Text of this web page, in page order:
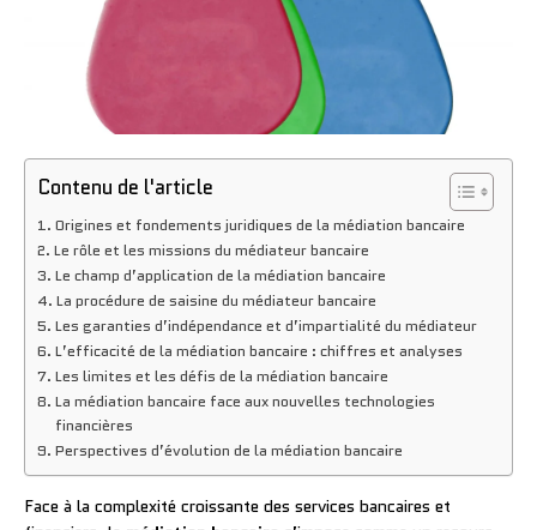
Contenu de l'article
Origines et fondements juridiques de la médiation bancaire
Le rôle et les missions du médiateur bancaire
Le champ d’application de la médiation bancaire
La procédure de saisine du médiateur bancaire
Les garanties d’indépendance et d’impartialité du médiateur
L’efficacité de la médiation bancaire : chiffres et analyses
Les limites et les défis de la médiation bancaire
La médiation bancaire face aux nouvelles technologies
financières
Perspectives d’évolution de la médiation bancaire
Face à la complexité croissante des services bancaires et